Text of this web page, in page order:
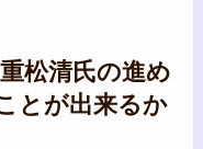
松清氏の進め
とが出来るか